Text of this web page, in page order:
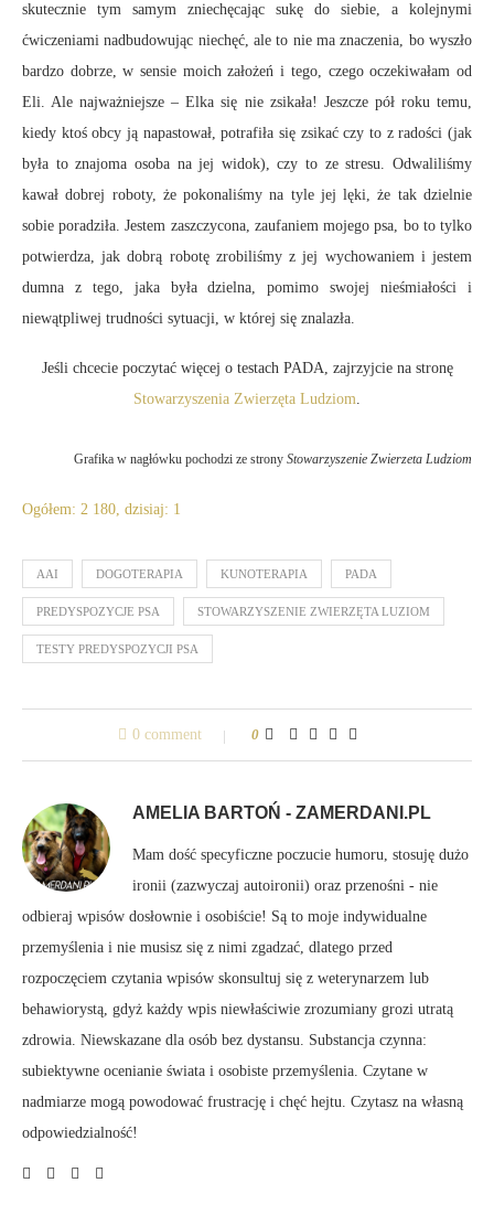
skutecznie tym samym zniechęcając sukę do siebie, a kolejnymi
ćwiczeniami nadbudowując niechęć, ale to nie ma znaczenia, bo wyszło
bardzo dobrze, w sensie moich założeń i tego, czego oczekiwałam od
Eli. Ale najważniejsze – Elka się nie zsikała! Jeszcze pół roku temu,
kiedy ktoś obcy ją napastował, potrafiła się zsikać czy to z radości (jak
była to znajoma osoba na jej widok), czy to ze stresu. Odwaliliśmy
kawał dobrej roboty, że pokonaliśmy na tyle jej lęki, że tak dzielnie
sobie poradziła. Jestem zaszczycona, zaufaniem mojego psa, bo to tylko
potwierdza, jak dobrą robotę zrobiliśmy z jej wychowaniem i jestem
dumna z tego, jaka była dzielna, pomimo swojej nieśmiałości i
niewątpliwej trudności sytuacji, w której się znalazła.
Jeśli chcecie poczytać więcej o testach PADA, zajrzyjcie na stronę
Stowarzyszenia Zwierzęta Ludziom.
Grafika w nagłówku pochodzi ze strony Stowarzyszenie Zwierzeta Ludziom
Ogółem: 2 180, dzisiaj: 1
AAI DOGOTERAPIA KUNOTERAPIA PADA
PREDYSPOZYCJE PSA STOWARZYSZENIE ZWIERZĘTA LUZIOM
TESTY PREDYSPOZYCJI PSA
0 comment 0
AMELIA BARTOŃ - ZAMERDANI.PL
Mam dość specyficzne poczucie humoru, stosuję dużo
ironii (zazwyczaj autoironii) oraz przenośni - nie
odbieraj wpisów dosłownie i osobiście! Są to moje indywidualne
przemyślenia i nie musisz się z nimi zgadzać, dlatego przed
rozpoczęciem czytania wpisów skonsultuj się z weterynarzem lub
behawiorystą, gdyż każdy wpis niewłaściwie zrozumiany grozi utratą
zdrowia. Niewskazane dla osób bez dystansu. Substancja czynna:
subiektywne ocenianie świata i osobiste przemyślenia. Czytane w
nadmiarze mogą powodować frustrację i chęć hejtu. Czytasz na własną
odpowiedzialność!